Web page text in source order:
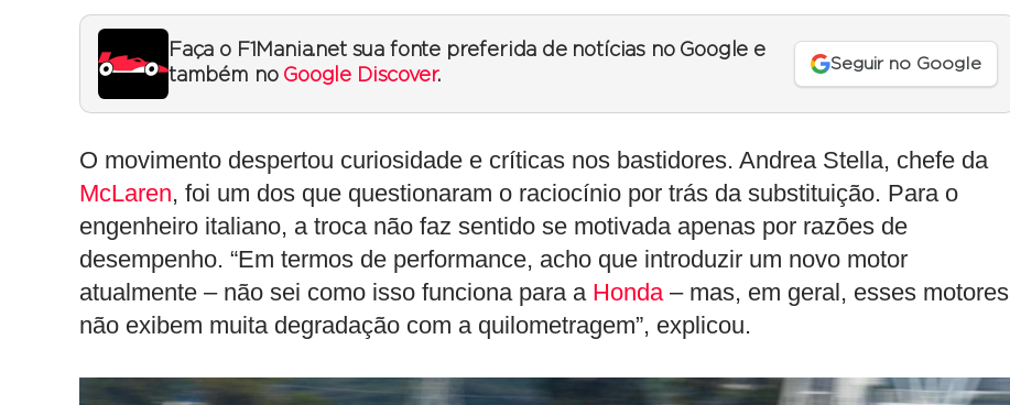
Faça o F1Mania.net sua fonte preferida de notícias no Google e
também no Google Discover.
Seguir no Google
O movimento despertou curiosidade e críticas nos bastidores. Andrea Stella, chefe da
McLaren, foi um dos que questionaram o raciocínio por trás da substituição. Para o
engenheiro italiano, a troca não faz sentido se motivada apenas por razões de
desempenho. “Em termos de performance, acho que introduzir um novo motor
atualmente – não sei como isso funciona para a Honda– mas, em geral, esses motores
não exibem muita degradação com a quilometragem”, explicou.